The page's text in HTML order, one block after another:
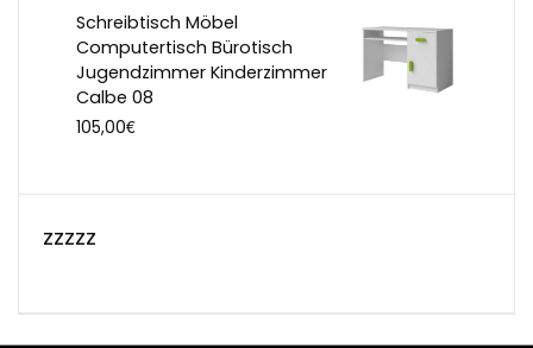
Schreibtisch Möbel
Computertisch Bürotisch
Jugendzimmer Kinderzimmer
Calbe 08
105,00€
zzzzz